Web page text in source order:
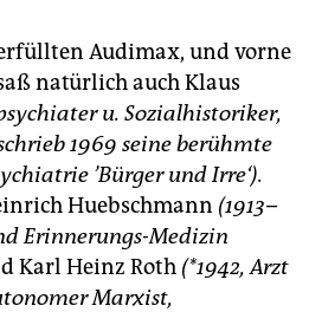
Audimax, und vorne
natürlich auch Klaus
u. Sozialhistoriker,
1969 seine berühmte
’Bürger und Irre‘).
Huebschmann (1913–
Erinnerungs-Medizin
Karl Heinz Roth (*1942, Arzt
Marxist,